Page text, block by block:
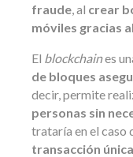
fraude , al crear
móviles gracias al
El blockchaines
de bloques
decir, permite
personas sin
trataría en el caso
transacción